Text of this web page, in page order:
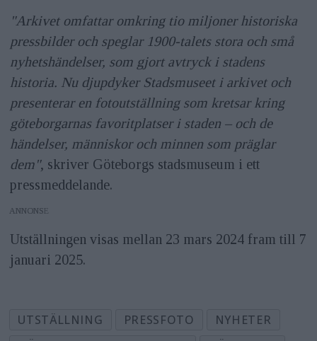
"Arkivet omfattar omkring tio miljoner historiska
pressbilder och speglar 1900-talets stora och små
nyhetshändelser, som gjort avtryck i stadens
historia. Nu djupdyker Stadsmuseet i arkivet och
presenterar en fotoutställning som kretsar kring
göteborgarnas favoritplatser i staden – och de
händelser, människor och minnen som präglar
dem", skriver Göteborgs stadsmuseum i ett
pressmeddelande.
ANNONS
Utställningen visas mellan 23 mars 2024 fram till 7
januari 2025.
UTSTÄLLNING PRESSFOTO
NYHETER